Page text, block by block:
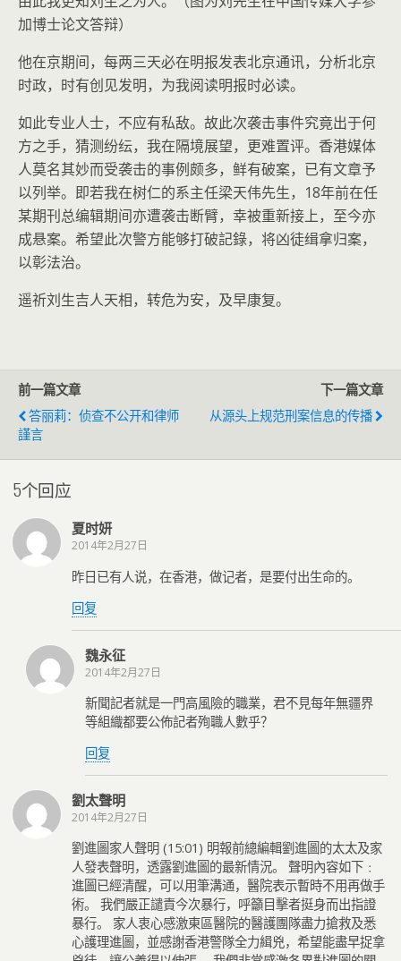
加博士论文答辩）
他在京期间，每两三天必在明报发表北京通讯，分析北京
时政，时有创见发明，为我阅读明报时必读。
如此专业人士，不应有私敌。故此次袭击事件究竟出于何
方之手，猜测纷纭，我在隔境展望，更难置评。香港媒体
人莫名其妙而受袭击的事例颇多，鲜有破案，已有文章予
以列举。即若我在树仁的系主任梁天伟先生，18年前在任
某期刊总编辑期间亦遭袭击断臂，幸被重新接上，至今亦
成悬案。希望此次警方能够打破記錄，将凶徒缉拿归案，
以彰法治。
遥祈刘生吉人天相，转危为安，及早康复。
前一篇文章
答丽莉：侦查不公开和律师
謹言
下一篇文章
从源头上规范刑案信息的传播
5个回应
夏时妍
2014年2月27日
昨日已有人说，在香港，做记者，是要付出生命的。
回复
魏永征
2014年2月27日
新聞記者就是一門高風險的職業，君不見每年無疆界
等組織都要公佈記者殉職人數乎？
回复
劉太聲明
2014年2月27日
劉進圖家人聲明 (15:01) 明報前總編輯劉進圖的太太及家
人發表聲明，透露劉進圖的最新情況。 聲明內容如下﹕
進圖已經清醒，可以用筆溝通，醫院表示暫時不用再做手
術。 我們嚴正譴責今次暴行，呼籲目擊者挺身而出指證
暴行。 家人衷心感激東區醫院的醫護團隊盡力搶救及悉
心護理進圖，並感謝香港警隊全力緝兇，希望能盡早捉拿